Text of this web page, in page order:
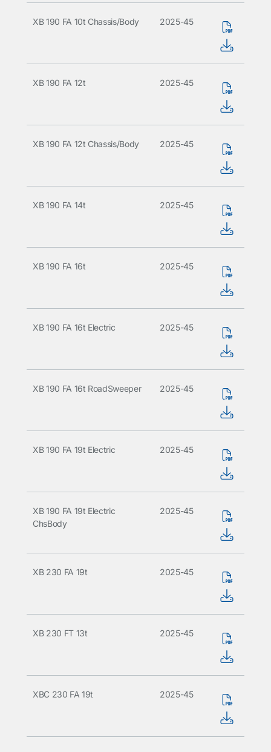
XB 190 FA 10t Chassis/Body 2025-45
XB 190 FA 12t 2025-45
XB 190 FA 12t Chassis/Body 2025-45
XB 190 FA 14t 2025-45
XB 190 FA 16t 2025-45
XB 190 FA 16t Electric 2025-45
XB 190 FA 16t RoadSweeper 2025-45
XB 190 FA 19t Electric 2025-45
XB 190 FA 19t Electric
ChsBody
2025-45
XB 230 FA 19t 2025-45
XB 230 FT 13t 2025-45
XBC 230 FA 19t 2025-45